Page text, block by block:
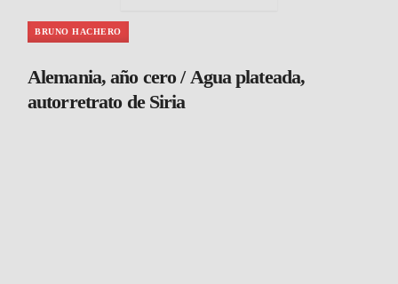
BRUNO HACHERO
Alemania, año cero / Agua plateada,
autorretrato de Siria